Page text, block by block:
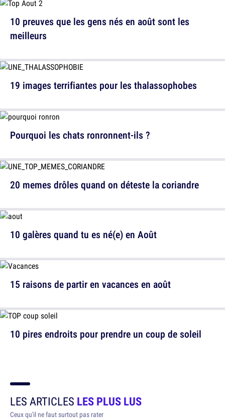
19 images terrifiantes pour les thalassophobes
20 memes drôles quand on déteste la coriandre
15 raisons de partir en vacances en août
10 preuves que les gens nés en août sont les
meilleurs
Pourquoi les chats ronronnent-ils ?
10 galères quand tu es né(e) en Août
10 pires endroits pour prendre un coup de soleil
LES ARTICLES LES PLUS LUS
Ceux qu'il ne faut surtout pas rater